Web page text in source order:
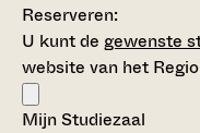
Reserveren:
U kunt de gewenste
website van het
Mijn Studiezaal